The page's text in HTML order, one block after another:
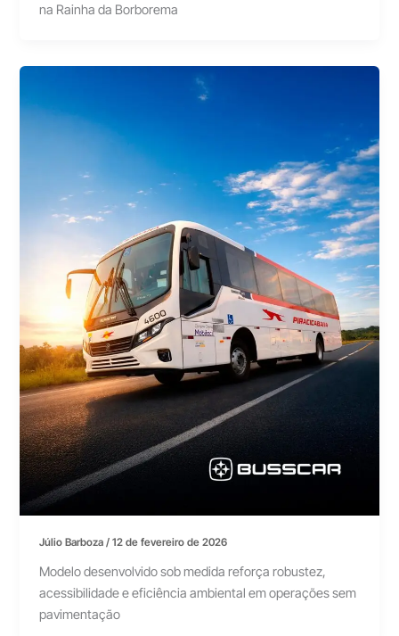
na Rainha da Borborema
Júlio Barboza/12 de fevereiro de 2026
Modelo desenvolvido sob medida reforça robustez,
acessibilidade e eficiência ambiental em operações sem
pavimentação